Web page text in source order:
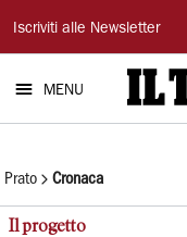
Il
Tirreno
Iscriviti alle Newsletter
MENU
Prato Cronaca
Il progetto